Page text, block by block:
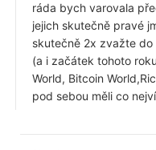
ráda bych varovala
jejich skutečně pravé
skutečně 2x zvažte
(a i začátek tohoto
World, Bitcoin
pod sebou měli co